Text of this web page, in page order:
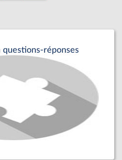
questions-réponses